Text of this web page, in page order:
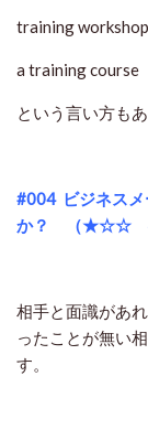
training
a training course
という言い方もあ
#004 ビジネス
か？ （★☆☆
相手と面識があ
ったことが無い
す。